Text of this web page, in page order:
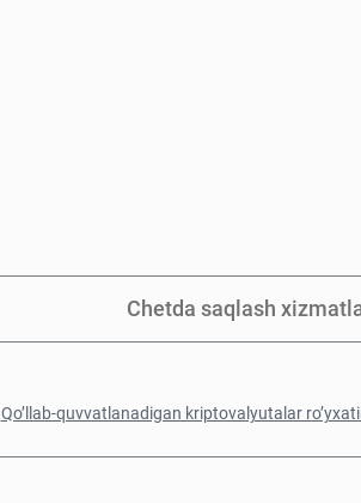
Chetda saqlash
Qo’llab-quvvatlanadigan kriptovalyutalar